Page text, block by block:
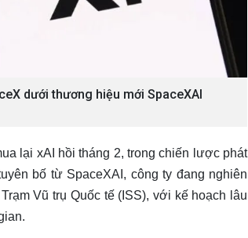
dưới thương hiệu mới SpaceXAI
lại xAI hồi tháng 2, trong chiến lược phát
bố từ SpaceXAI, công ty đang nghiên
Vũ trụ Quốc tế (ISS), với kế hoạch lâu